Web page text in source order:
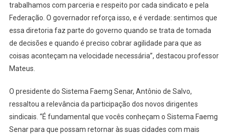
trabalhamos com parceria e respeito por cada sindicato e pela
Federação. O governador reforça isso, e é verdade: sentimos que
essa diretoria faz parte do governo quando se trata de tomada
de decisões e quando é preciso cobrar agilidade para que as
coisas aconteçam na velocidade necessária”, destacou professor
Mateus.
O presidente do Sistema Faemg Senar, Antônio de Salvo,
ressaltou a relevância da participação dos novos dirigentes
sindicais. “É fundamental que vocês conheçam o Sistema Faemg
Senar para que possam retornar às suas cidades com mais